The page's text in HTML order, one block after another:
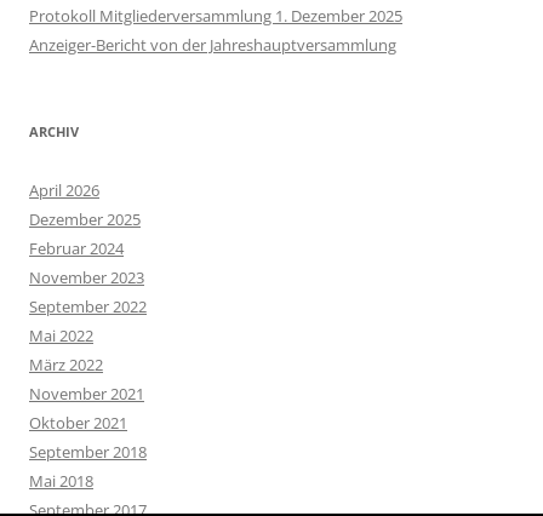
Protokoll Mitgliederversammlung 1. Dezember 2025
Anzeiger-Bericht von der Jahreshauptversammlung
ARCHIV
April 2026
Dezember 2025
Februar 2024
November 2023
September 2022
Mai 2022
März 2022
November 2021
Oktober 2021
September 2018
Mai 2018
September 2017